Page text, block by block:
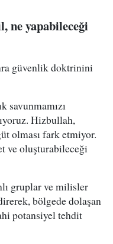
ne yapabileceği
güvenlik doktrinini
savunmamızı
Hizbullah,
olması fark etmiyor.
ve oluşturabileceği
gruplar ve milisler
bölgede dolaşan
potansiyel tehdit